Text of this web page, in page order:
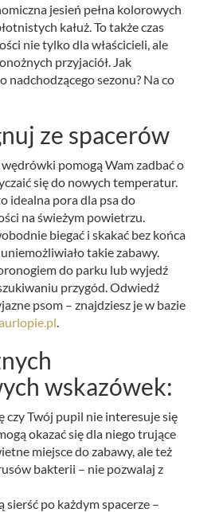
jesień pełna kolorowych
kałuż. To także czas
nie tylko dla właścicieli, ale
przyjaciół. Jak
nadchodzącego sezonu? Na co
ze spacerów
pomogą Wam zadbać o
się do nowych temperatur.
idealna pora dla psa do
na świeżym powietrzu.
biegać i skakać bez końca
takie zabawy.
do parku lub wyjedź
przygód. Odwiedź
psom – znajdziesz je w bazie
wskazówek:
czy Twój pupil nie interesuje się
okazać się dla niego trujące
miejsce do zabawy, ale też
bakterii – nie pozwalaj z
sierść po każdym spacerze –